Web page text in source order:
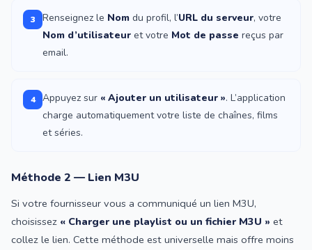
3 Renseignez le Nom du profil, l’URL du serveur, votre
Nom d’utilisateur et votre Mot de passe reçus par
email.
4 Appuyez sur « Ajouter un utilisateur ». L’application
charge automatiquement votre liste de chaînes, films
et séries.
Méthode 2 — Lien M3U
Si votre fournisseur vous a communiqué un lien M3U,
choisissez « Charger une playlist ou un fichier M3U » et
collez le lien. Cette méthode est universelle mais offre moins